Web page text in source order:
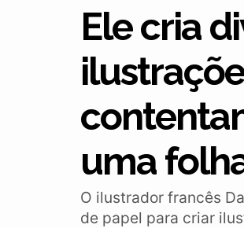
Ele cria
uma
O ilustrador francês
de papel para criar